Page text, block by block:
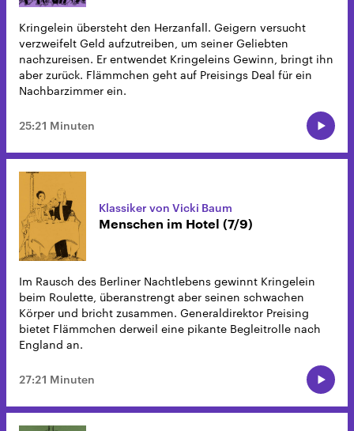
Kringelein übersteht den Herzanfall. Geigern versucht
verzweifelt Geld aufzutreiben, um seiner Geliebten
nachzureisen. Er entwendet Kringeleins Gewinn, bringt ihn
aber zurück. Flämmchen geht auf Preisings Deal für ein
Nachbarzimmer ein.
25:21 Minuten
Klassiker von Vicki Baum
Menschen im Hotel (7/9)
Im Rausch des Berliner Nachtlebens gewinnt Kringelein
beim Roulette, überanstrengt aber seinen schwachen
Körper und bricht zusammen. Generaldirektor Preising
bietet Flämmchen derweil eine pikante Begleitrolle nach
England an.
27:21 Minuten